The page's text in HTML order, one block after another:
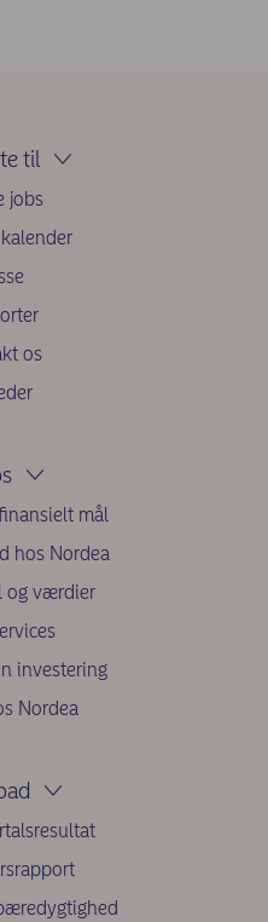
til
jobs
os
mål
hos Nordea
og værdier
investering
Nordea